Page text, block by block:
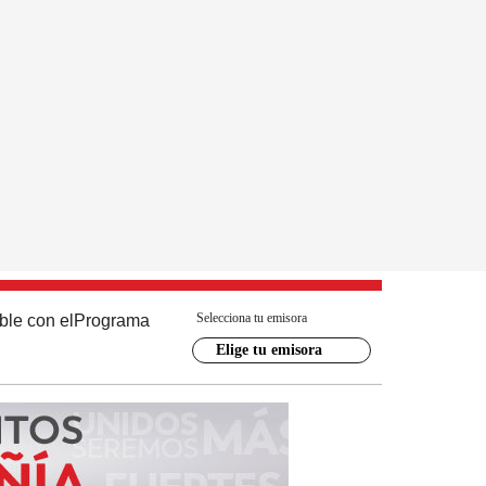
con el Programa Selecciona tu emisora
Elige tu emisora